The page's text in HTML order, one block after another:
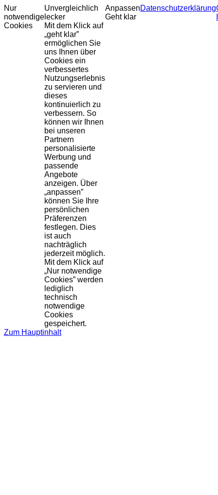
Nur
notwendige
Cookies
Unvergleichlich
lecker
Mit dem Klick auf
„geht klar”
ermöglichen Sie
uns Ihnen über
Cookies ein
verbessertes
Nutzungserlebnis
zu servieren und
dieses
kontinuierlich zu
verbessern. So
können wir Ihnen
bei unseren
Partnern
personalisierte
Werbung und
passende
Angebote
anzeigen. Über
„anpassen”
können Sie Ihre
persönlichen
Präferenzen
festlegen. Dies
ist auch
nachträglich
jederzeit möglich.
Mit dem Klick auf
„Nur notwendige
Cookies” werden
lediglich
technisch
notwendige
Cookies
gespeichert.
Anpassen
Geht klar
Datenschutzerklärung
Zum Hauptinhalt